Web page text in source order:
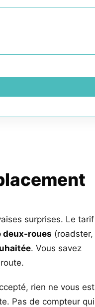
surprises. Le tarif
deux-roues (roadster,
. Vous savez
rien ne vous est
Pas de compteur qui